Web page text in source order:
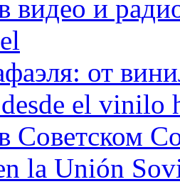
видео и
от
el vinilo
Советском
la Unión